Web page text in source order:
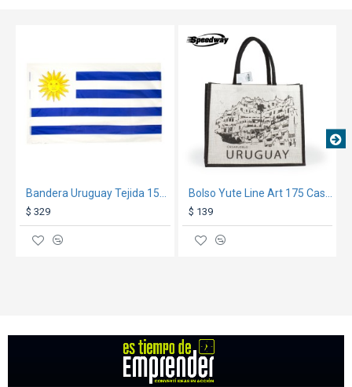
ver condiciones generales
aquí
$ 329
TEXTTRANSPARENTE
$ 139